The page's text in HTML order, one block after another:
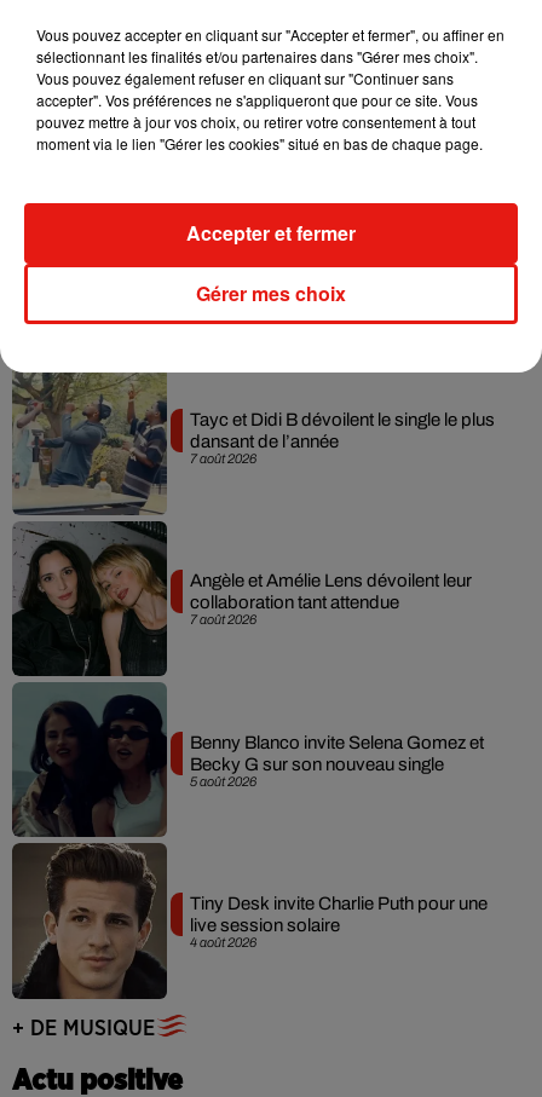
Julien Lieb s’essaye à la vie de chatelain
dans son nouveau clip
7 août 2026
7 août 2026
Tayc et Didi B dévoilent le single le plus
dansant de l’année
7 août 2026
Angèle et Amélie Lens dévoilent leur
collaboration tant attendue
5 août 2026
Benny Blanco invite Selena Gomez et
Becky G sur son nouveau single
4 août 2026
Tiny Desk invite Charlie Puth pour une
live session solaire
+ DE MUSIQUE
Actu positive
Vous pouvez accepter en cliquant sur "Accepter et fermer", ou affiner en
sélectionnant les finalités et/ou partenaires dans "Gérer mes choix".
Vous pouvez également refuser en cliquant sur "Continuer sans
accepter". Vos préférences ne s'appliqueront que pour ce site. Vous
pouvez mettre à jour vos choix, ou retirer votre consentement à tout
moment via le lien "Gérer les cookies" situé en bas de chaque page.
Gérer mes choix
Accepter et fermer